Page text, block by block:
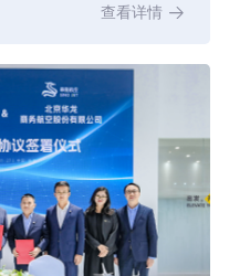
查看详情